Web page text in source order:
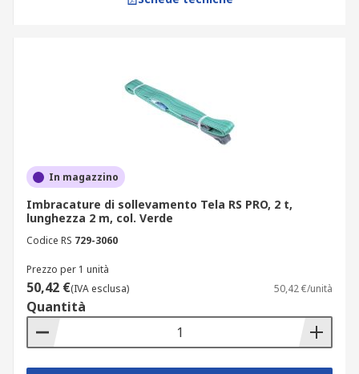
In magazzino
Imbracature di sollevamento Tela RS PRO, 2 t,
lunghezza 2 m, col. Verde
Codice RS 729-3060
Prezzo per 1 unità
50,42 €(IVA esclusa) 50,42 €/unità
Quantità